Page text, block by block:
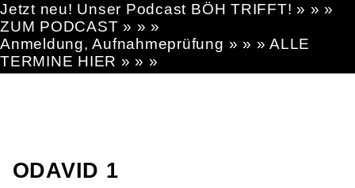
Jetzt neu! Unser Podcast BÖH TRIFFT! » » »
ZUM PODCAST » » »
Anmeldung, Aufnahmeprüfung » » » ALLE
TERMINE HIER » » »
ODAVID 1